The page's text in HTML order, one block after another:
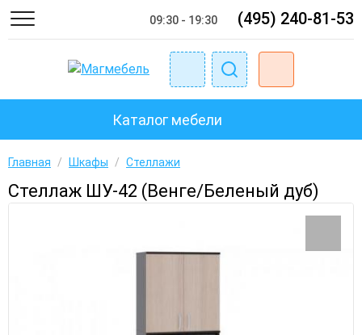
09:30 - 19:30 (495) 240-81-53
Каталог мебели
Главная / Шкафы / Стеллажи
Стеллаж ШУ-42 (Венге/Беленый дуб)